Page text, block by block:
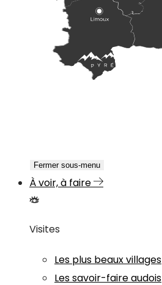
Fermer sous-menu
À voir, à faire
Visites
Les plus beaux villages
Les savoir-faire audois